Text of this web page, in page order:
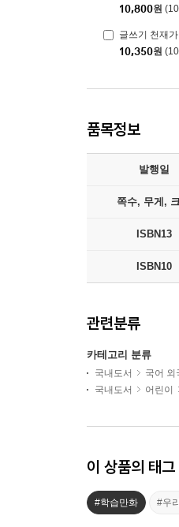
10,800원
글쓰기 천재
10,350원
품목정보
발행일
쪽수, 무게, 크
ISBN13
ISBN10
관련분류
카테고리 분류
국내도서 국어 외
국내도서
어린이
이 상품의 태그
#학습만화 #우